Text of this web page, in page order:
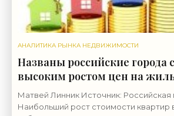
АНАЛИТИКА РЫНКА НЕДВИЖИМОСТИ
Названы российские города
высоким ростом цен на
«Аналитика рынка»
Матвей Линник Источник: Российская
Наибольший рост стоимости квартир